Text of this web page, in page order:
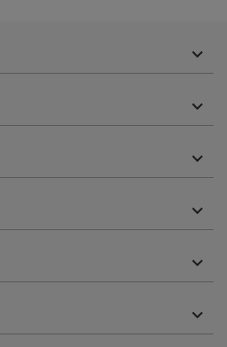





